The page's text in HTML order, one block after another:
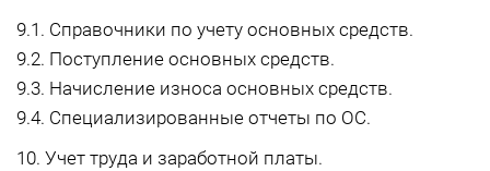
9.1. Справочники по учету основных средств.
9.2. Поступление основных средств.
9.3. Начисление износа основных средств.
9.4. Специализированные отчеты по ОС.
10. Учет труда и заработной платы.